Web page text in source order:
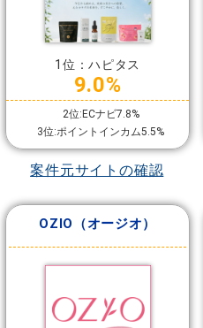
1位：ハピタス
9.0%
2位:ECナビ7.8%
3位:ポイントインカム5.5%
案件元サイトの確認
OZIO（オージオ）